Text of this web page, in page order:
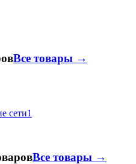
Все товары →
сети1
Все товары →